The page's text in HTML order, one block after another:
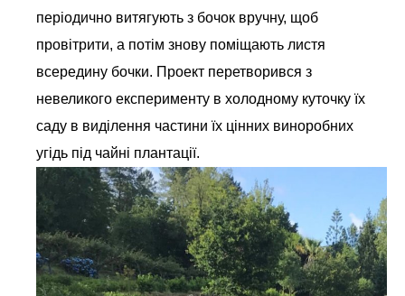
періодично витягують з бочок вручну, щоб
провітрити, а потім знову поміщають листя
всередину бочки. Проект перетворився з
невеликого експерименту в холодному куточку їх
саду в виділення частини їх цінних виноробних
угідь під чайні плантації.